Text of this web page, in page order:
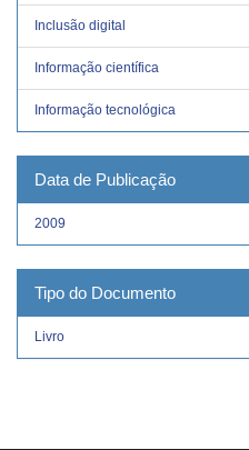
Inclusão digital
Informação científica
Informação tecnológica
Data de Publicação
2009
Tipo do Documento
Livro